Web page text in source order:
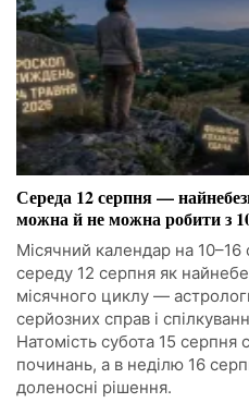
Середа 12 серпня —
можна й не можна робити з
Місячний календар на 10–16
середу 12 серпня як
місячного циклу —
серйозних справ і
Натомість субота 15 серпня
починань, а в неділю 16
доленосні рішення.